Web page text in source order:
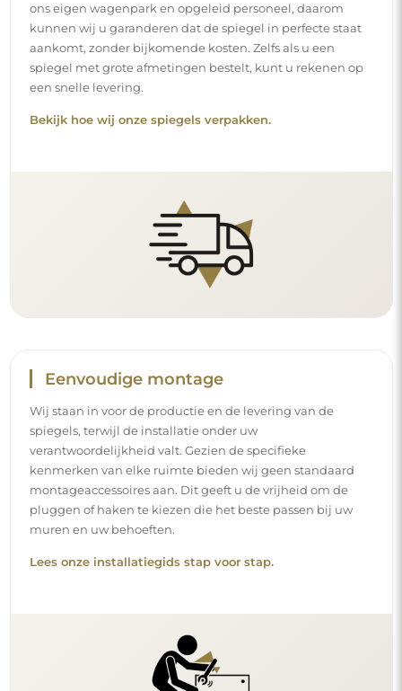
ons eigen wagenpark en opgeleid personeel, daarom
kunnen wij u garanderen dat de spiegel in perfecte staat
aankomt, zonder bijkomende kosten. Zelfs als u een
spiegel met grote afmetingen bestelt, kunt u rekenen op
een snelle levering.
Bekijk hoe wij onze spiegels verpakken.
Eenvoudige montage
Wij staan in voor de productie en de levering van de
spiegels, terwijl de installatie onder uw
verantwoordelijkheid valt. Gezien de specifieke
kenmerken van elke ruimte bieden wij geen standaard
montageaccessoires aan. Dit geeft u de vrijheid om de
pluggen of haken te kiezen die het beste passen bij uw
muren en uw behoeften.
Lees onze installatiegids stap voor stap.